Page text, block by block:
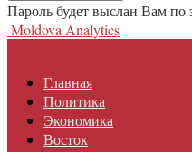
Пароль будет выслан Вам по
Moldova Analytics
Главная
Политика
Экономика
Восток